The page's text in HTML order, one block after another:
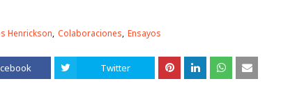
Henrickson Colaboraciones Ensayos
Twitter